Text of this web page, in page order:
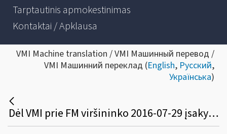
Tarptautinis apmokestinimas
Kontaktai / Apklausa
VMI Machine translation / VMI Машинный перевод /
VMI Машинний переклад (English, Русский,
Українська)
Dėl VMI prie FM viršininko 2016-07-29 įsakymo Nr. VA-105 ir VMI prie FM viršininko 2014-07-01 įsakymo Nr. VA-52 pakeitimo